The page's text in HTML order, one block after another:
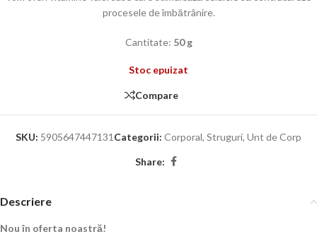
procesele de îmbătrânire.
Cantitate: 50 g
Stoc epuizat
Compare
SKU: 5905647447131 Categorii: Corporal, Struguri, Unt de Corp
Share:
Descriere
Nou în oferta noastră!